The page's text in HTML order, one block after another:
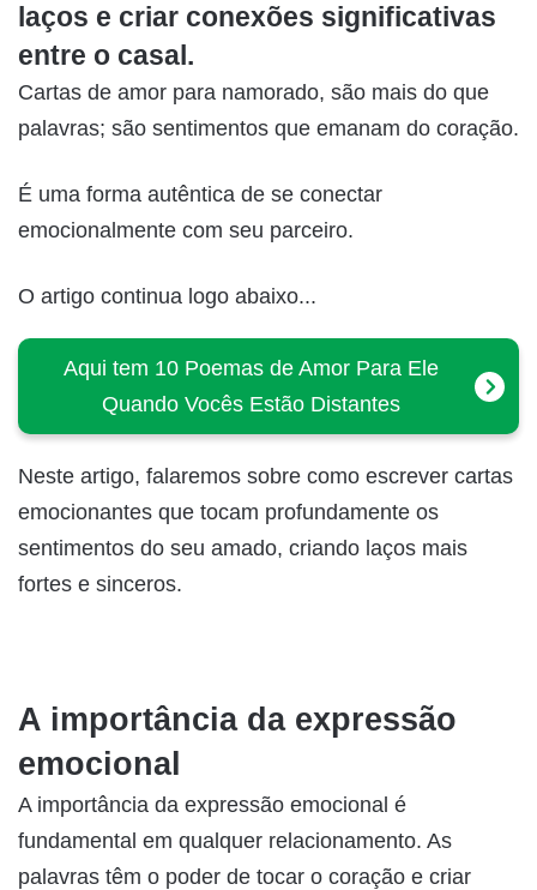
laços e criar conexões significativas
entre o casal.
Cartas de amor para namorado, são mais do que
palavras; são sentimentos que emanam do coração.
É uma forma autêntica de se conectar
emocionalmente com seu parceiro.
O artigo continua logo abaixo...
Aqui tem 10 Poemas de Amor Para Ele
Quando Vocês Estão Distantes
Neste artigo, falaremos sobre como escrever cartas
emocionantes que tocam profundamente os
sentimentos do seu amado, criando laços mais
fortes e sinceros.
A importância da expressão
emocional
A importância da expressão emocional é
fundamental em qualquer relacionamento. As
palavras têm o poder de tocar o coração e criar